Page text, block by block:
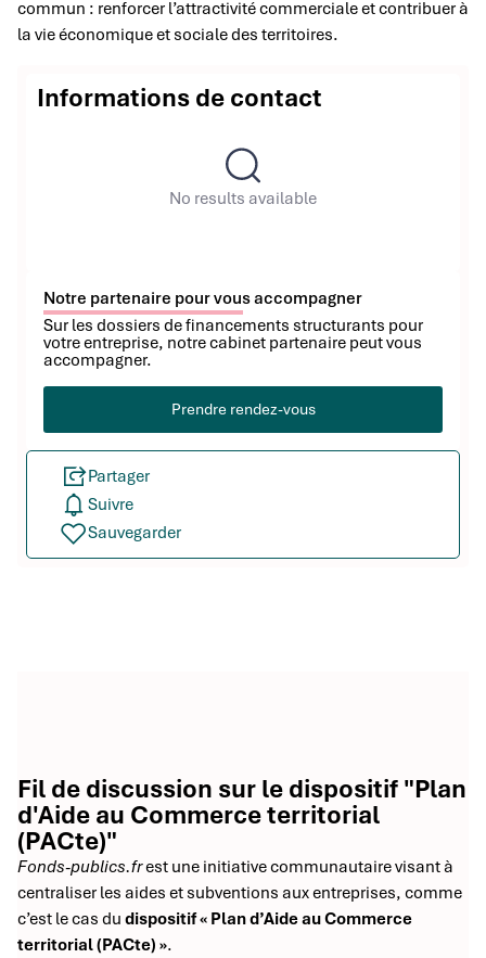
commun : renforcer l’attractivité commerciale et contribuer à
la vie économique et sociale des territoires.
Informations de contact
No results available
Notre partenaire pour vous accompagner
Sur les dossiers de financements structurants pour
votre entreprise, notre cabinet partenaire peut vous
accompagner.
Prendre rendez-vous
Partager
Suivre
Sauvegarder
Fil de discussion sur le dispositif "Plan
d'Aide au Commerce territorial
(PACte)"
Fonds-publics.frest une initiative communautaire visant à
centraliser les aides et subventions aux entreprises, comme
c’est le cas du dispositif « Plan d’Aide au Commerce
territorial (PACte) ».